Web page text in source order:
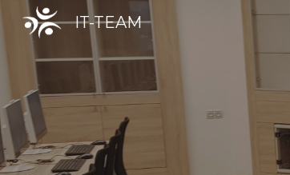
IT-TEAM